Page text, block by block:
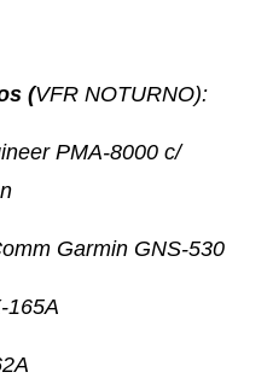
(VFR NOTURNO):
PMA-8000 c/
Garmin GNS-530
165A